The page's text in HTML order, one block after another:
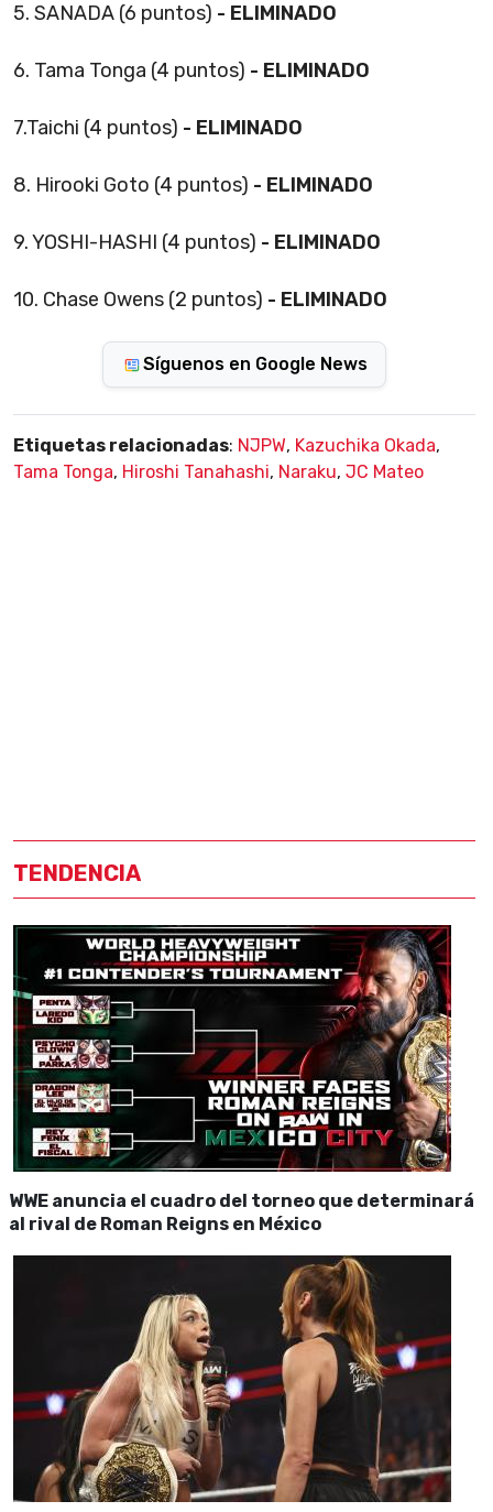
5. SANADA (6 puntos) - ELIMINADO
6. Tama Tonga (4 puntos) - ELIMINADO
7.Taichi (4 puntos) - ELIMINADO
8. Hirooki Goto (4 puntos) - ELIMINADO
9. YOSHI-HASHI (4 puntos) - ELIMINADO
10. Chase Owens (2 puntos) - ELIMINADO
Síguenos en Google News
Etiquetas relacionadas: NJPW, Kazuchika Okada,
Tama Tonga, Hiroshi Tanahashi, Naraku, JC Mateo
TENDENCIA
WWE anuncia el cuadro del torneo que determinará
al rival de Roman Reigns en México